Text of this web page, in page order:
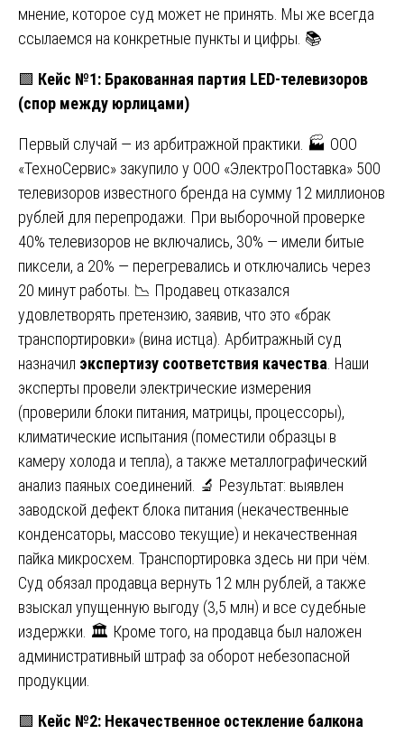
мнение, которое суд может не принять. Мы же всегда
ссылаемся на конкретные пункты и цифры. 📚
🟩 Кейс №1: Бракованная партия LED-телевизоров
(спор между юрлицами)
Первый случай — из арбитражной практики. 🏭 ООО
«ТехноСервис» закупило у ООО «ЭлектроПоставка» 500
телевизоров известного бренда на сумму 12 миллионов
рублей для перепродажи. При выборочной проверке
40% телевизоров не включались, 30% — имели битые
пиксели, а 20% — перегревались и отключались через
20 минут работы. 📉 Продавец отказался
удовлетворять претензию, заявив, что это «брак
транспортировки» (вина истца). Арбитражный суд
назначил экспертизу соответствия качества . Наши
эксперты провели электрические измерения
(проверили блоки питания, матрицы, процессоры),
климатические испытания (поместили образцы в
камеру холода и тепла), а также металлографический
анализ паяных соединений. 🔬 Результат: выявлен
заводской дефект блока питания (некачественные
конденсаторы, массово текущие) и некачественная
пайка микросхем. Транспортировка здесь ни при чём.
Суд обязал продавца вернуть 12 млн рублей, а также
взыскал упущенную выгоду (3,5 млн) и все судебные
издержки. 🏛️ Кроме того, на продавца был наложен
административный штраф за оборот небезопасной
продукции.
🟩 Кейс №2: Некачественное остекление балкона